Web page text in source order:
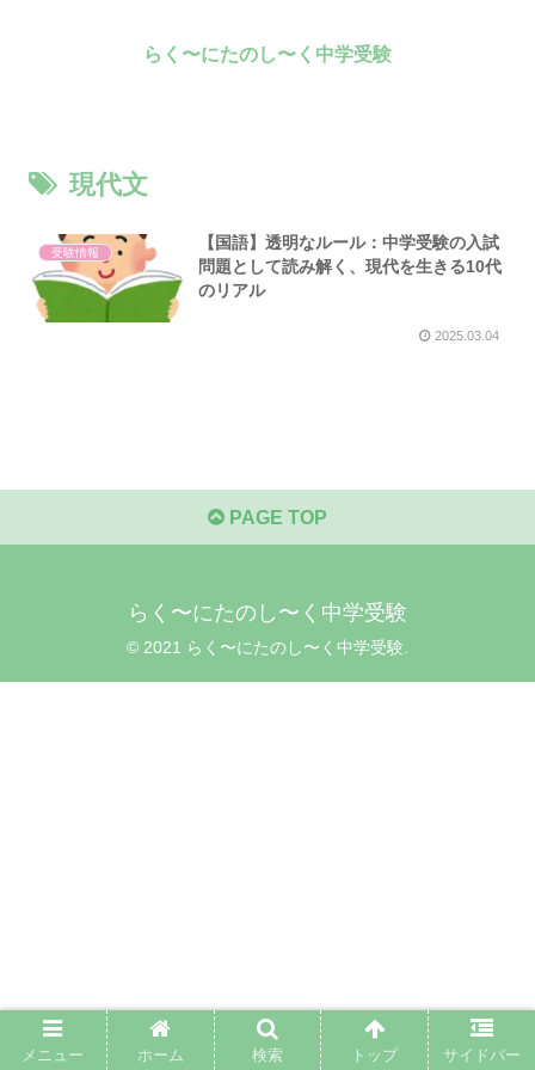
らく〜にたのし〜く中学受験
現代文
受験情報
【国語】透明なルール：中学受験の入試
問題として読み解く、現代を生きる10代
のリアル
2025.03.04
PAGE TOP
らく〜にたのし〜く中学受験
© 2021 らく〜にたのし〜く中学受験.
メニュー ホーム 検索 トップ サイドバー